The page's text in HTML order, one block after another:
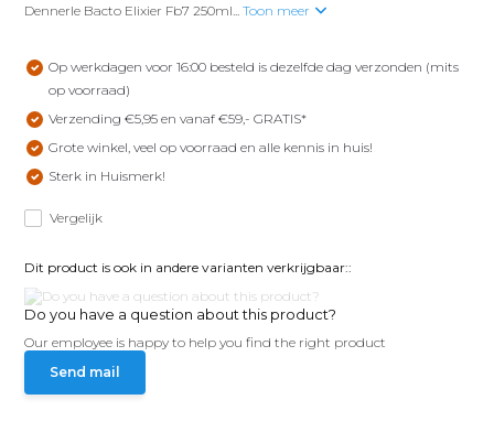
Dennerle Bacto Elixier Fb7 250ml...Toon meer
Op werkdagen voor 16:00 besteld is dezelfde dag verzonden (mits
op voorraad)
Verzending €5,95 en vanaf €59,- GRATIS*
Grote winkel, veel op voorraad en alle kennis in huis!
Sterk in Huismerk!
Vergelijk
Dit product is ook in andere varianten verkrijgbaar::
Do you have a question about this product?
Our employee is happy to help you find the right product
Send mail